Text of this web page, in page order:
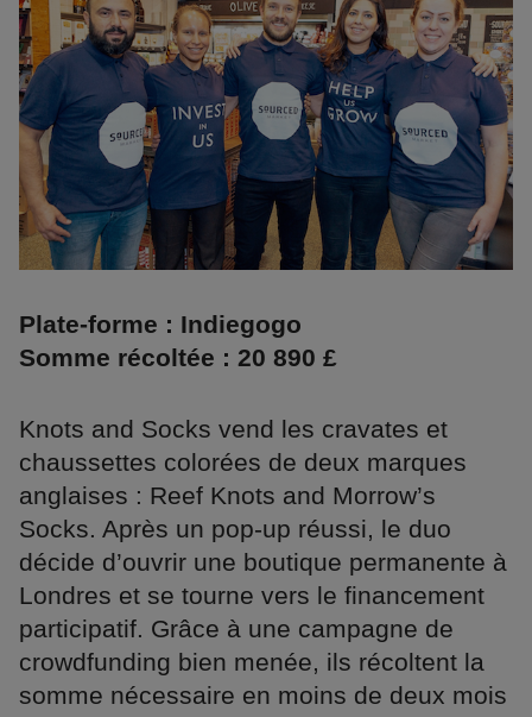
Plate-forme : Indiegogo
Somme récoltée : 20 890 £
Knots and Socks vend les cravates et
chaussettes colorées de deux marques
anglaises : Reef Knots and Morrow’s
Socks. Après un pop-up réussi, le duo
décide d’ouvrir une boutique permanente à
Londres et se tourne vers le financement
participatif. Grâce à une campagne de
crowdfunding bien menée, ils récoltent la
somme nécessaire en moins de deux mois